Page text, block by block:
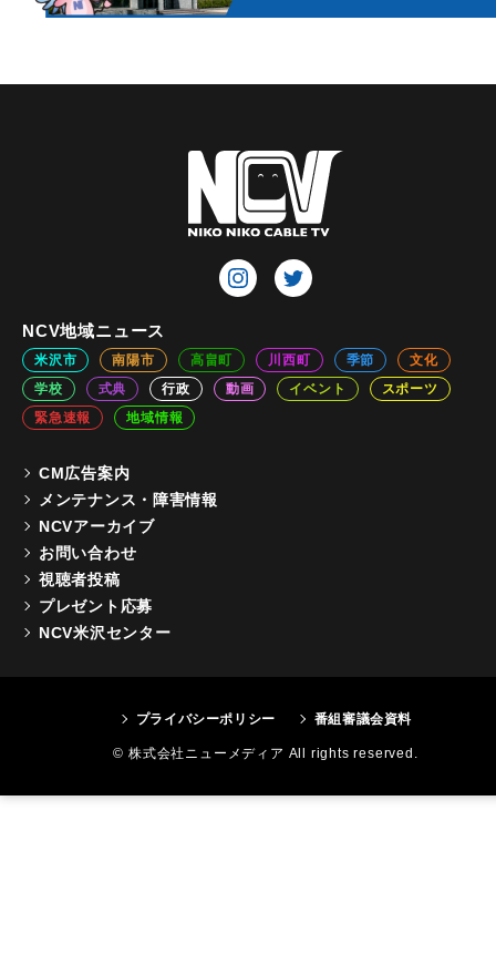
NCV地域ニュース
米沢市 南陽市 高畠町 川西町 季節
文化
学校
式典 行政 動画 イベント
スポーツ
緊急速報
地域情報
CM広告案内
メンテナンス・障害情報
NCVアーカイブ
お問い合わせ
視聴者投稿
プレゼント応募
NCV米沢センター
プライバシーポリシー 番組審議会資料
© 株式会社ニューメディア All rights reserved.